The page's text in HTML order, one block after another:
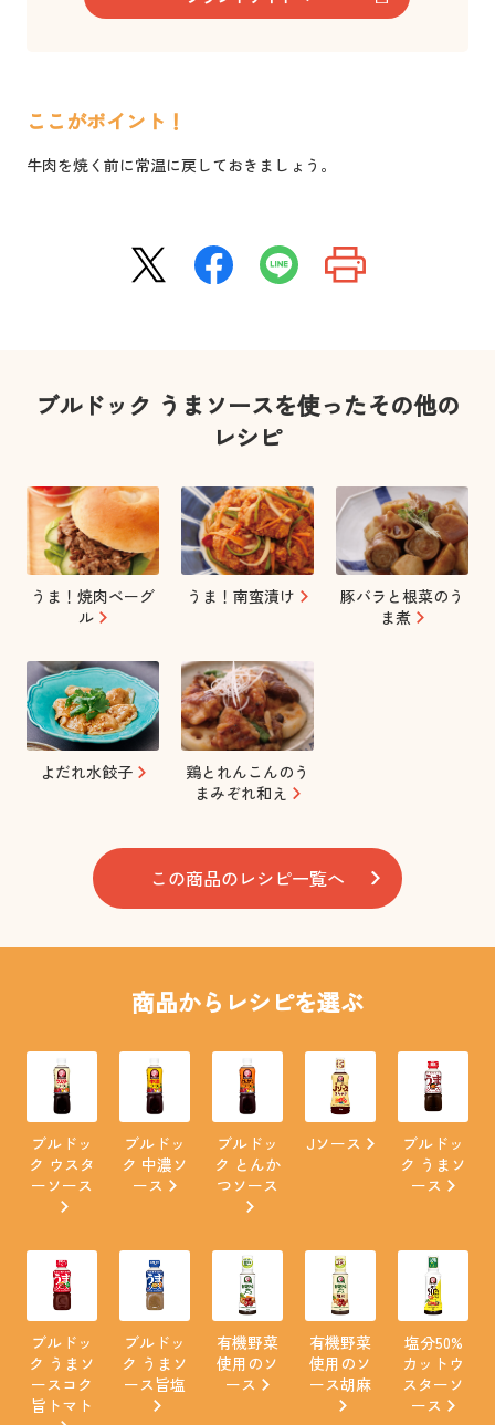
ここがポイント！
牛肉を焼く前に常温に戻しておきましょう。
ブルドック うまソースを使ったその他の
レシピ
うま！焼肉ベーグ
ル
うま！南蛮漬け
豚バラと根菜のう
ま煮
よだれ水餃子
鶏とれんこんのう
まみぞれ和え
この商品のレシピ一覧へ
商品からレシピを選ぶ
ブルドッ
ク ウスタ
ーソース
ブルドッ
ク 中濃ソ
ース
ブルドッ
ク とんか
つソース
Jソース
ブルドッ
ク うまソ
ース
ブルドッ
ク うまソ
ースコク
旨トマト
ブルドッ
ク うまソ
ース旨塩
有機野菜
使用のソ
ース
有機野菜
使用のソ
ース胡麻
塩分50%
カットウ
スターソ
ース